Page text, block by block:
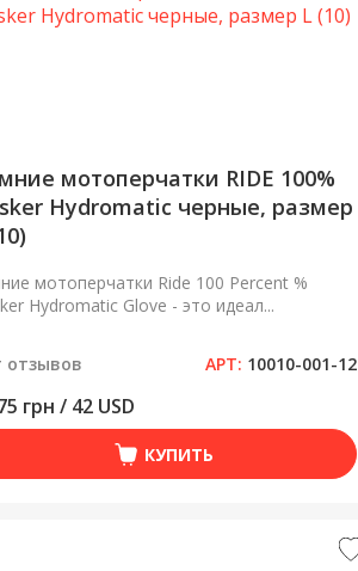
мотоперчатки RIDE 100%
Hydromatic черные, размер
мотоперчатки Ride 100 Percent %
Hydromatic Glove - это идеал...
отзывов АРТ: 10010-001-12
грн / 42 USD
КУПИТЬ